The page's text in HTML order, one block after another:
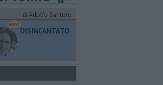
di Adolfo Santoro
DISINCANTATO